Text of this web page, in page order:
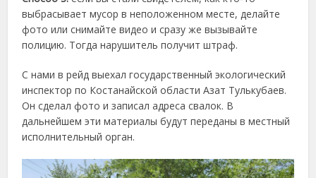
выбрасывает мусор в неположенном месте, делайте
фото или снимайте видео и сразу же вызывайте
полицию. Тогда нарушитель получит штраф.
С нами в рейд выехал государственный экологический
инспектор по Костанайской области Азат Тулькубаев.
Он сделал фото и записал адреса свалок. В
дальнейшем эти материалы будут переданы в местный
исполнительный орган.